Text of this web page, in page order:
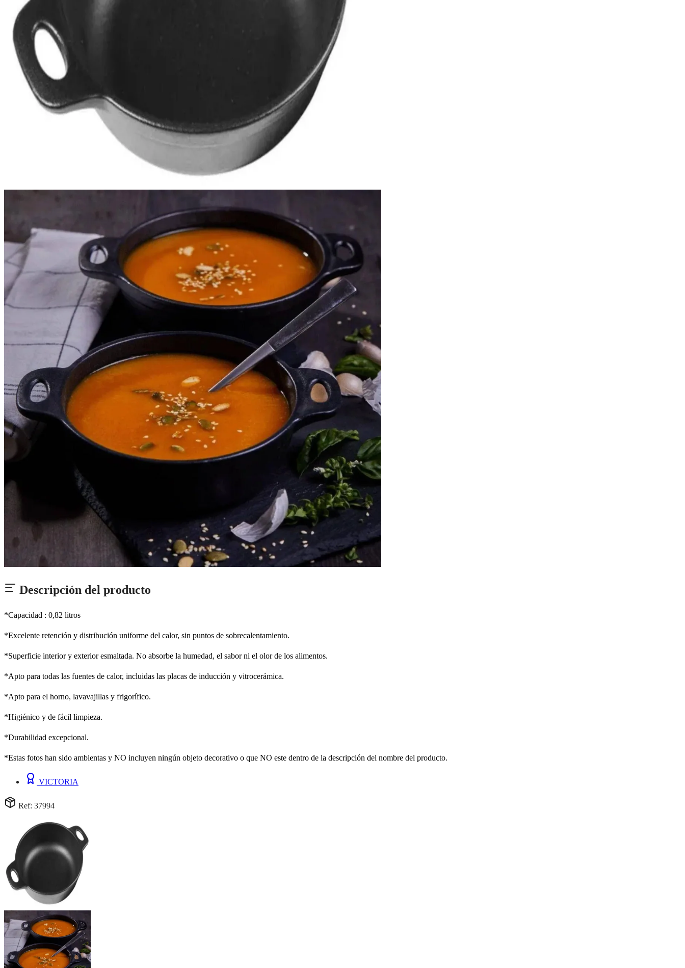
Descripción del producto
*Capacidad : 0,82 litros
*Excelente retención y distribución uniforme del calor, sin puntos de sobrecalentamiento.
*Superficie interior y exterior esmaltada. No absorbe la humedad, el sabor ni el olor de los alimentos.
*Apto para todas las fuentes de calor, incluidas las placas de inducción y vitrocerámica.
*Apto para el horno, lavavajillas y frigorífico.
*Higiénico y de fácil limpieza.
*Durabilidad excepcional.
*Estas fotos han sido ambientas y NO incluyen ningún objeto decorativo o que NO este dentro de la descripción del nombre del producto.
VICTORIA
Ref: 37994